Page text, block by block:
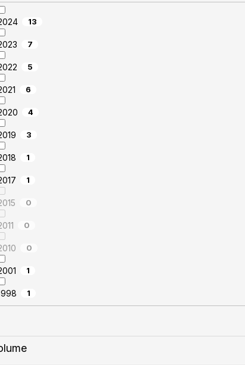
13
7
5
6
4
3
1
1
0
0
0
1
1